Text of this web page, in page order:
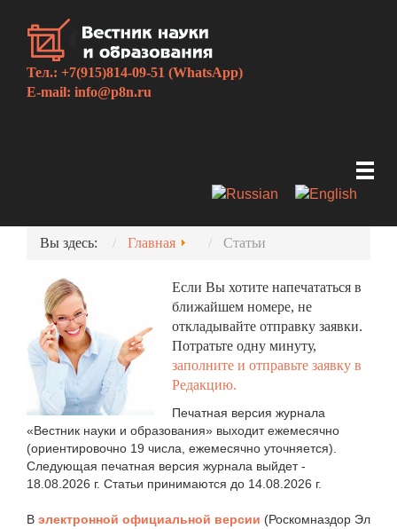
Тел.: +7(915)814-09-51 (WhatsApp)
E-mail: info@p8n.ru
Вы здесь: Главная Статьи
Если Вы хотите напечататься в
ближайшем номере, не
откладывайте отправку заявки.
Потратьте одну минуту,
заполните и отправьте заявку в
Редакцию.
Печатная версия журнала
«Вестник науки и образования» выходит ежемесячно
(ориентировочно 19 числа, ежемесячно уточняется).
Следующая печатная версия журнала выйдет -
18.08.2026 г. Статьи принимаются до 14.08.2026 г.
В электронной официальной версии (Роскомназдор Эл